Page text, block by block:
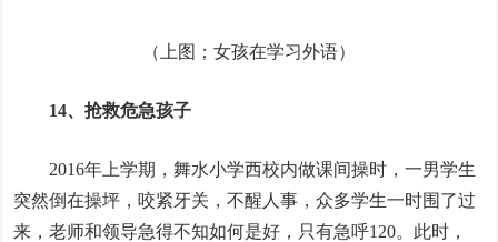
（上图；女孩在学习外语）
14、抢救危急孩子
2016年上学期，舞水小学西校内做课间操时，一男学生
突然倒在操坪，咬紧牙关，不醒人事，众多学生一时围了过
来，老师和领导急得不知如何是好，只有急呼120。此时，